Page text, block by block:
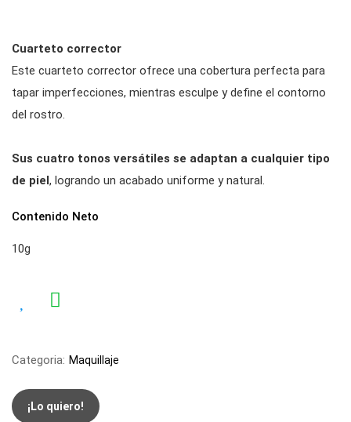
Cuarteto corrector
Este cuarteto corrector ofrece una cobertura perfecta para
tapar imperfecciones, mientras esculpe y define el contorno
del rostro.
Sus cuatro tonos versátiles se adaptan a cualquier tipo
de piel, logrando un acabado uniforme y natural.
Contenido Neto
10g
Categoria: Maquillaje
¡Lo quiero!